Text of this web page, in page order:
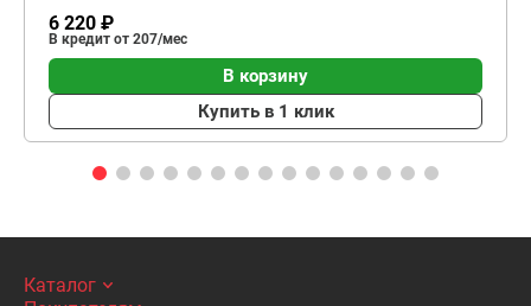
6 220 ₽
В кредит от 207/мес
В корзину
Купить в 1 клик
Каталог